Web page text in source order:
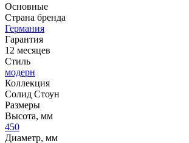
Основные
Страна бренда
Германия
Гарантия
12 месяцев
Стиль
модерн
Коллекция
Солид Стоун
Размеры
Высота, мм
450
Диаметр, мм